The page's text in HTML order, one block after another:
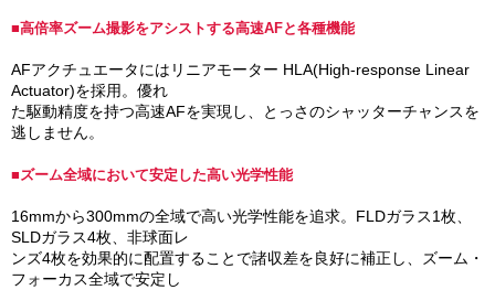
■高倍率ズーム撮影をアシストする高速AFと各種機能
AFアクチュエータにはリニアモーター HLA(High-response Linear
Actuator)を採用。優れ
た駆動精度を持つ高速AFを実現し、とっさのシャッターチャンスを
逃しません。
■ズーム全域において安定した高い光学性能
16mmから300mmの全域で高い光学性能を追求。FLDガラス1枚、
SLDガラス4枚、非球面レ
ンズ4枚を効果的に配置することで諸収差を良好に補正し、ズーム・
フォーカス全域で安定し